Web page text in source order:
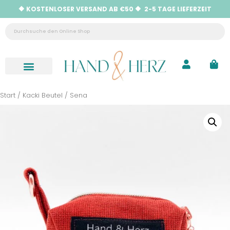
🔶 KOSTENLOSER VERSAND AB €50 🔶 2-5 TAGE LIEFERZEIT
Start / Kacki Beutel / Sena